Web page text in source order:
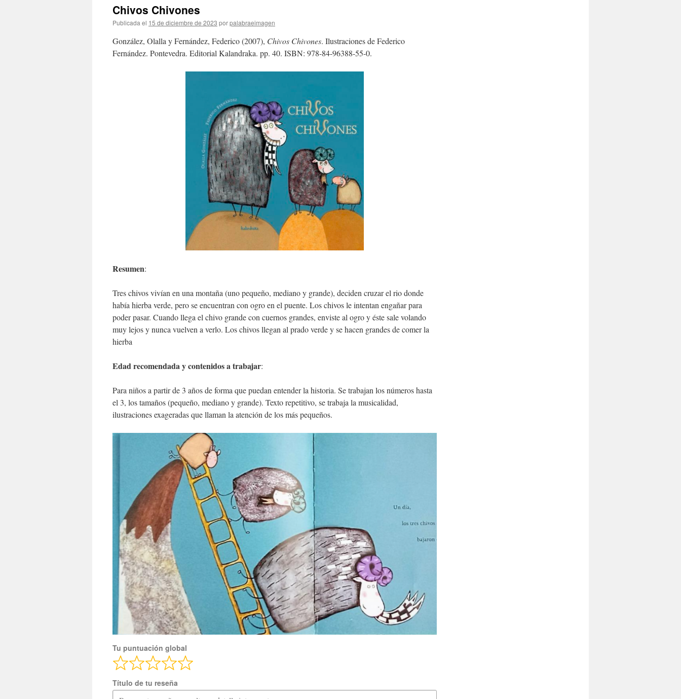
Chivos Chivones
Publicada el 15 de diciembre de 2023 porpalabraeimagen
González, Olalla y Fernández, Federico (2007), Chivos Chivones. Ilustraciones de Federico
Fernández. Pontevedra. Editorial Kalandraka. pp. 40. ISBN: 978-84-96388-55-0.
Resumen:
Tres chivos vivían en una montaña (uno pequeño, mediano y grande), deciden cruzar el rio donde
había hierba verde, pero se encuentran con ogro en el puente. Los chivos le intentan engañar para
poder pasar. Cuando llega el chivo grande con cuernos grandes, enviste al ogro y éste sale volando
muy lejos y nunca vuelven a verlo. Los chivos llegan al prado verde y se hacen grandes de comer la
hierba
Edad recomendada y contenidos a trabajar:
Para niños a partir de 3 años de forma que puedan entender la historia. Se trabajan los números hasta
el 3, los tamaños (pequeño, mediano y grande). Texto repetitivo, se trabaja la musicalidad,
ilustraciones exageradas que llaman la atención de los más pequeños.
Tu puntuación global
Título de tu reseña